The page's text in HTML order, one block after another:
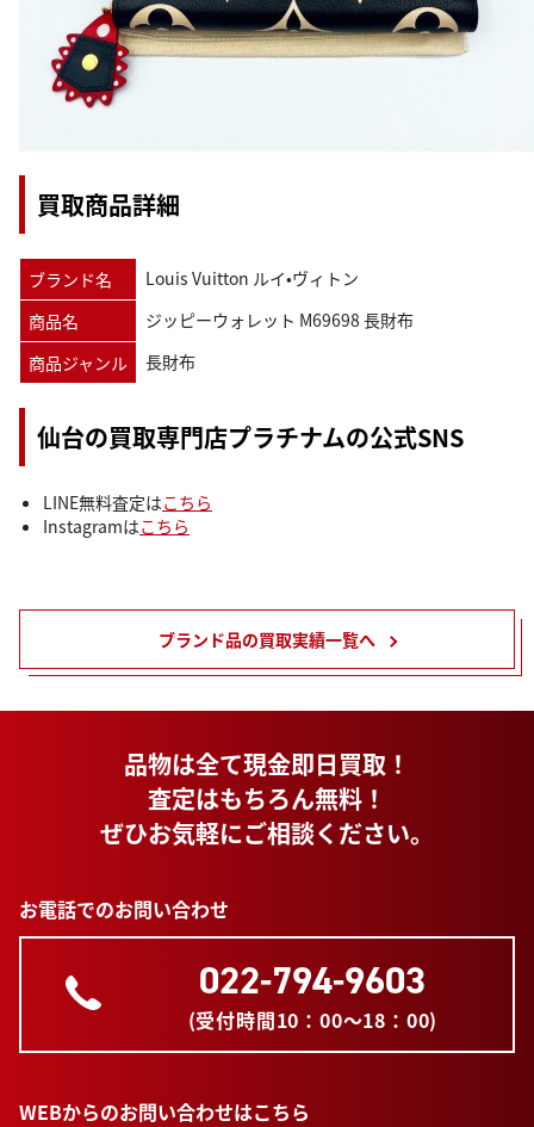
買取商品詳細
ブランド名
Louis Vuitton ルイ•ヴィトン
商品名
ジッピーウォレット M69698 長財布
商品ジャンル
長財布
仙台の買取専門店プラチナムの公式SNS
LINE無料査定はこちら
Instagramはこちら
ブランド品の買取実績一覧へ
品物は全て現金即日買取！
査定はもちろん無料！
ぜひお気軽にご相談ください。
お電話でのお問い合わせ
022-794-9603
(受付時間10：00～18：00)
WEBからのお問い合わせはこちら